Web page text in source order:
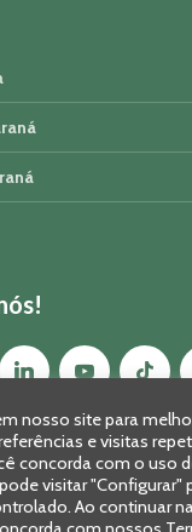
nosso site para
e visitas
concorda com o uso
visitar "Configurar"
Ao continuar